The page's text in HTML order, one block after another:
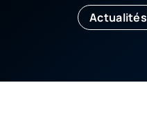
Actualités